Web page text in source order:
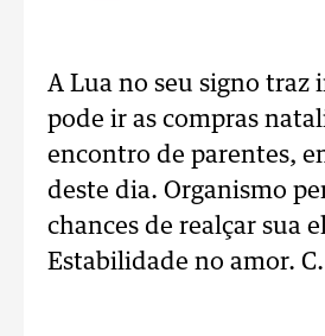
A Lua no seu signo traz
pode ir as compras
encontro de parentes,
deste dia. Organismo
chances de realçar sua
Estabilidade no amor.